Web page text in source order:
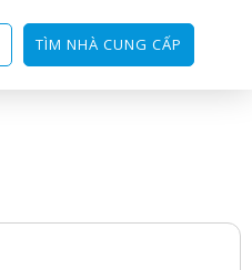
TÌM NHÀ CUNG CẤP